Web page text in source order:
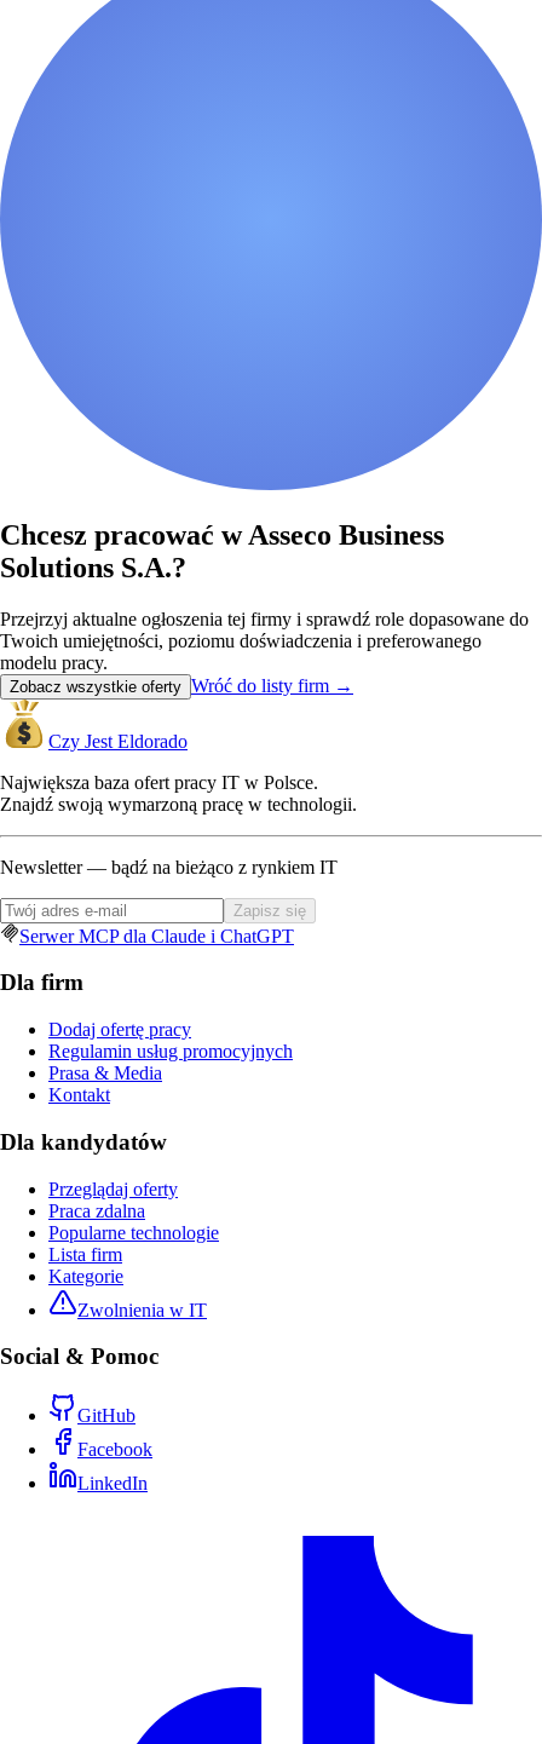
Chcesz pracować w Asseco Business
Solutions S.A.?
Przejrzyj aktualne ogłoszenia tej firmy i sprawdź role dopasowane do
Twoich umiejętności, poziomu doświadczenia i preferowanego
modelu pracy.
Zobacz wszystkie oferty Wróć do listy firm →
Czy Jest Eldorado
Największa baza ofert pracy IT w Polsce.
Znajdź swoją wymarzoną pracę w technologii.
Newsletter — bądź na bieżąco z rynkiem IT
Zapisz się
Serwer MCP dla Claude i ChatGPT
Dla firm
Dodaj ofertę pracy
Regulamin usług promocyjnych
Prasa & Media
Kontakt
Dla kandydatów
Przeglądaj oferty
Praca zdalna
Popularne technologie
Lista firm
Kategorie
Zwolnienia w IT
Social & Pomoc
GitHub
Facebook
LinkedIn